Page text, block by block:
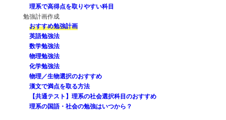
理系で高得点を取りやすい科目
勉強計画作成
おすすめ勉強計画
英語勉強法
数学勉強法
物理勉強法
化学勉強法
物理／生物選択のおすすめ
漢文で満点を取る方法
【共通テスト】理系の社会選択科目のおすすめ
理系の国語・社会の勉強はいつから？